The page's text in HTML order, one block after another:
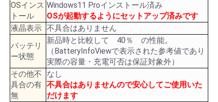
OSインス
トール
Windows11 Proインストール済み
OSが起動するようにセットアップ済みです
液晶表示 不具合はありません
バッテリ
ー状態
新品時と比較して 40％ の性能。
（BatteryInfoViewで表示された参考値であり
実際の容量・充電可否は保証対象外）
その他不
具合の有
無
なし
不具合はありませんので安心してご使用いた
だけます